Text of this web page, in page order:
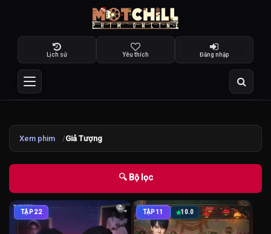
Lịch sử Yêu thích Đăng nhập
Xem phim Giả Tượng
🔍 Bộ lọc
TẬP 22 TẬP 11 10.0